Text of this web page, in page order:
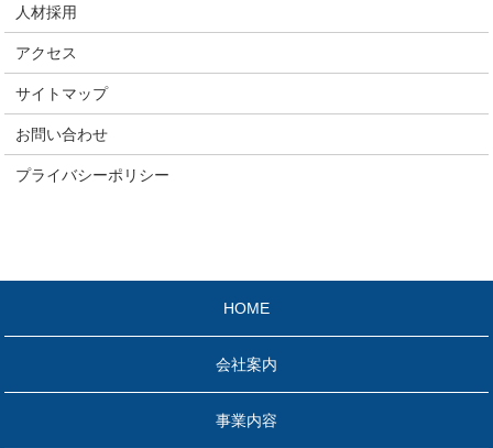
人材採用
アクセス
サイトマップ
お問い合わせ
プライバシーポリシー
HOME
会社案内
事業内容